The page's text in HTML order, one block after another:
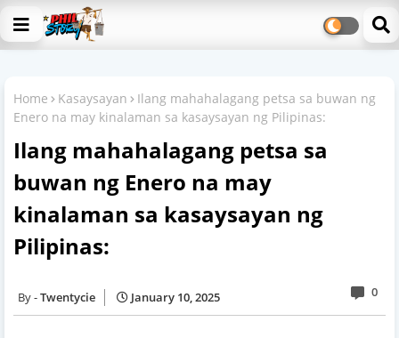
Home Kasaysayan
Ilang mahahalagang petsa sa buwan ng
Enero na may kinalaman sa kasaysayan ng Pilipinas:
Ilang mahahalagang petsa sa
buwan ng Enero na may
kinalaman sa kasaysayan ng
Pilipinas:
Twentycie January 10, 2025 0